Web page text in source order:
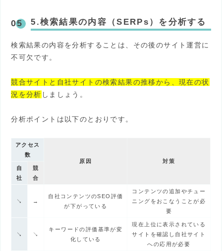
5.検索結果の内容（SERPs）を分析する
検索結果の内容を分析することは、その後のサイト運営に
不可欠です。
競合サイトと自社サイトの検索結果の推移から、現在の状
況を分析 しましょう。
分析ポイントは以下のとおりです。
アクセス
数
原因
対策
自
社
競
合
↘ →
自社コンテンツのSEO評価
が下がっている
コンテンツの追加やチュー
ニングをおこなうことが必
要
↘ ↘
キーワードの評価基準が変
化している
現在上位に表示されている
サイトを確認し自社サイト
への応用が必要